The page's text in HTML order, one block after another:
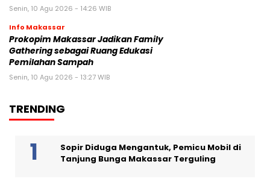
Senin, 10 Agu 2026 - 14:26 WIB
Info Makassar
Prokopim Makassar Jadikan Family
Gathering sebagai Ruang Edukasi
Pemilahan Sampah
Senin, 10 Agu 2026 - 13:27 WIB
TRENDING
Sopir Diduga Mengantuk, Pemicu Mobil di
Tanjung Bunga Makassar Terguling